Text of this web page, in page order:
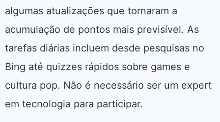
algumas atualizações que tornaram a
acumulação de pontos mais previsível. As
tarefas diárias incluem desde pesquisas no
Bing até quizzes rápidos sobre games e
cultura pop. Não é necessário ser um expert
em tecnologia para participar.